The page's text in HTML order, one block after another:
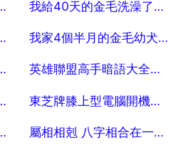
工激勵的話術 我給40天的金毛洗澡了，會死嗎
2025-07-29
可不可以用 我家4個半月的金毛幼犬腳掌
2025-07-29
不串的能買得到嗎 英雄聯盟高手暗語大全，英雄聯盟各種暗語，比如ez等所有暗語，求解釋
2025-07-29
度到底有多恐怖 東芝牌膝上型電腦開機忘了密碼型號L315Windowp xp需如何解決？謝謝
2025-07-29
講房屋前面有什麼好 屬相相剋 八字相合在一起會好嗎